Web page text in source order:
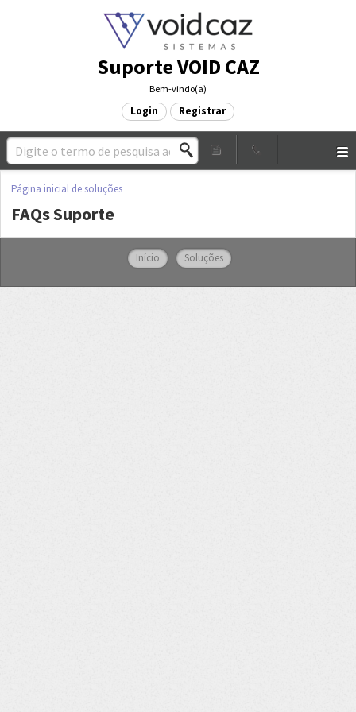
Suporte VOID CAZ
Bem-vindo(a)
Login Registrar
Página inicial de soluções
FAQs Suporte
Início Soluções